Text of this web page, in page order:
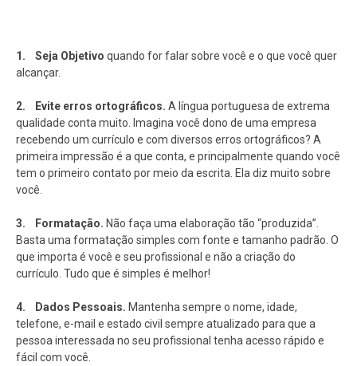
1. Seja Objetivo quando for falar sobre você e o que você quer
alcançar.
2. Evite erros ortográficos. A língua portuguesa de extrema
qualidade conta muito. Imagina você dono de uma empresa
recebendo um currículo e com diversos erros ortográficos? A
primeira impressão é a que conta, e principalmente quando você
tem o primeiro contato por meio da escrita. Ela diz muito sobre
você.
3. Formatação. Não faça uma elaboração tão “produzida”.
Basta uma formatação simples com fonte e tamanho padrão. O
que importa é você e seu profissional e não a criação do
currículo. Tudo que é simples é melhor!
4. Dados Pessoais. Mantenha sempre o nome, idade,
telefone, e-mail e estado civil sempre atualizado para que a
pessoa interessada no seu profissional tenha acesso rápido e
fácil com você.